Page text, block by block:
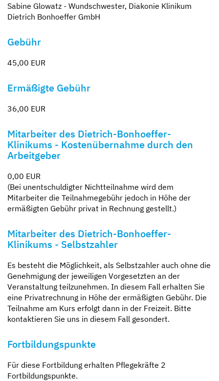
Sabine Glowatz - Wundschwester, Diakonie Klinikum
Dietrich Bonhoeffer GmbH
Gebühr
45,00 EUR
Ermäßigte Gebühr
36,00 EUR
Mitarbeiter des Dietrich-Bonhoeffer-
Klinikums - Kostenübernahme durch den
Arbeitgeber
0,00 EUR
(Bei unentschuldigter Nichtteilnahme wird dem
Mitarbeiter die Teilnahmegebühr jedoch in Höhe der
ermäßigten Gebühr privat in Rechnung gestellt.)
Mitarbeiter des Dietrich-Bonhoeffer-
Klinikums - Selbstzahler
Es besteht die Möglichkeit, als Selbstzahler auch ohne die
Genehmigung der jeweiligen Vorgesetzten an der
Veranstaltung teilzunehmen. In diesem Fall erhalten Sie
eine Privatrechnung in Höhe der ermäßigten Gebühr. Die
Teilnahme am Kurs erfolgt dann in der Freizeit. Bitte
kontaktieren Sie uns in diesem Fall gesondert.
Fortbildungspunkte
Für diese Fortbildung erhalten Pflegekräfte 2
Fortbildungspunkte.